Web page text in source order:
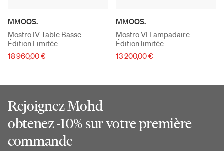
MMOOS.
Mostro IV Table Basse -
Édition Limitée
18 960,00 €
MMOOS.
Mostro VI Lampadaire -
Édition limitée
13 200,00 €
Rejoignez Mohd
obtenez -10% sur votre première
commande